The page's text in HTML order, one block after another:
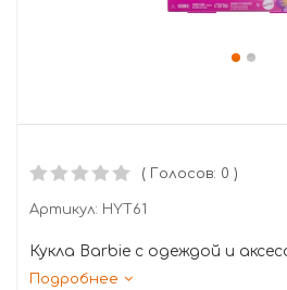
( Голосов: 0 )
Артикул: HYT61
Кукла Barbie с одеждой и
Подробнее